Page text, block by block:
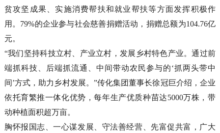
贫攻坚成果、实施消费帮扶和就业帮扶等方面发挥积极作
用。79%的企业参与社会慈善捐赠活动，捐赠总额为104.76亿
元。
“我们坚持科技立村、产业立村，发展乡村特色产业。通过前
端抓科技、后端抓流通、中间带动农民参与的‘抓两头带中
间’方式，助力乡村发展。”传化集团董事长徐冠巨介绍，企业
依托育繁推一体化优势，每年生产优质种苗达5000万株，带
动种植面积超万亩。
胸怀报国志、一心谋发展、守法善经营、先富促共富，广大